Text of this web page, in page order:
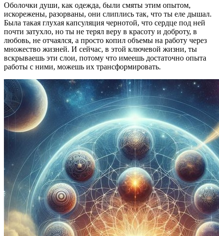
Оболочки души, как одежда, были смяты этим опытом,
искорежены, разорваны, они слиплись так, что ты еле дышал.
Была такая глухая капсуляция чернотой, что сердце под ней
почти затухло, но ты не терял веру в красоту и доброту, в
любовь, не отчаялся, а просто копил объемы на работу через
множество жизней. И сейчас, в этой ключевой жизни, ты
вскрываешь эти слои, потому что имеешь достаточно опыта
работы с ними, можешь их трансформировать.